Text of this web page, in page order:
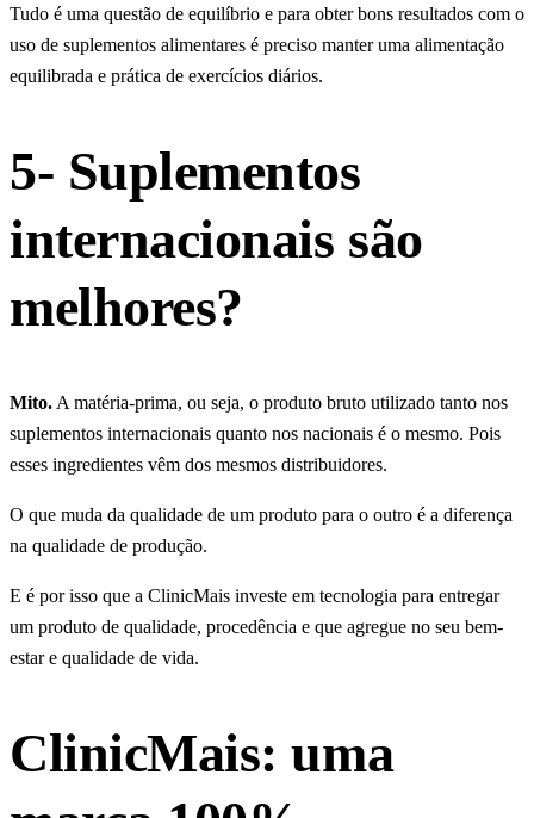
Tudo é uma questão de equilíbrio e para obter bons resultados com o
uso de suplementos alimentares é preciso manter uma alimentação
equilibrada e prática de exercícios diários.
5- Suplementos
internacionais são
melhores?
Mito. A matéria-prima, ou seja, o produto bruto utilizado tanto nos
suplementos internacionais quanto nos nacionais é o mesmo. Pois
esses ingredientes vêm dos mesmos distribuidores.
O que muda da qualidade de um produto para o outro é a diferença
na qualidade de produção.
E é por isso que a ClinicMais investe em tecnologia para entregar
um produto de qualidade, procedência e que agregue no seu bem-
estar e qualidade de vida.
ClinicMais: uma